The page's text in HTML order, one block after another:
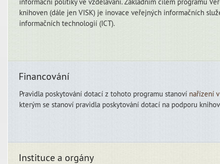
knihoven (dále jen VISK) je inovace veřejných informačních
informačních technologií (ICT).
Financování
Pravidla poskytování dotací z tohoto programu stanoví nařízení
kterým se stanoví pravidla poskytování dotací na podporu
Instituce a orgány